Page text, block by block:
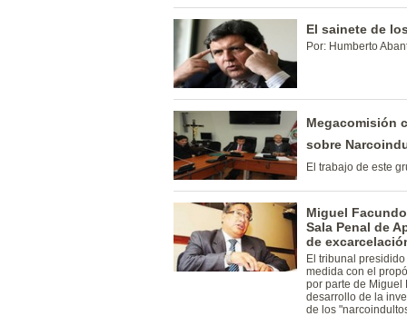
El sainete de
Por: Humberto
sobre
El trabajo de este
Miguel
Sala Penal de
de
El tribunal
medida con el
por parte de Miguel
desarrollo de la
de los